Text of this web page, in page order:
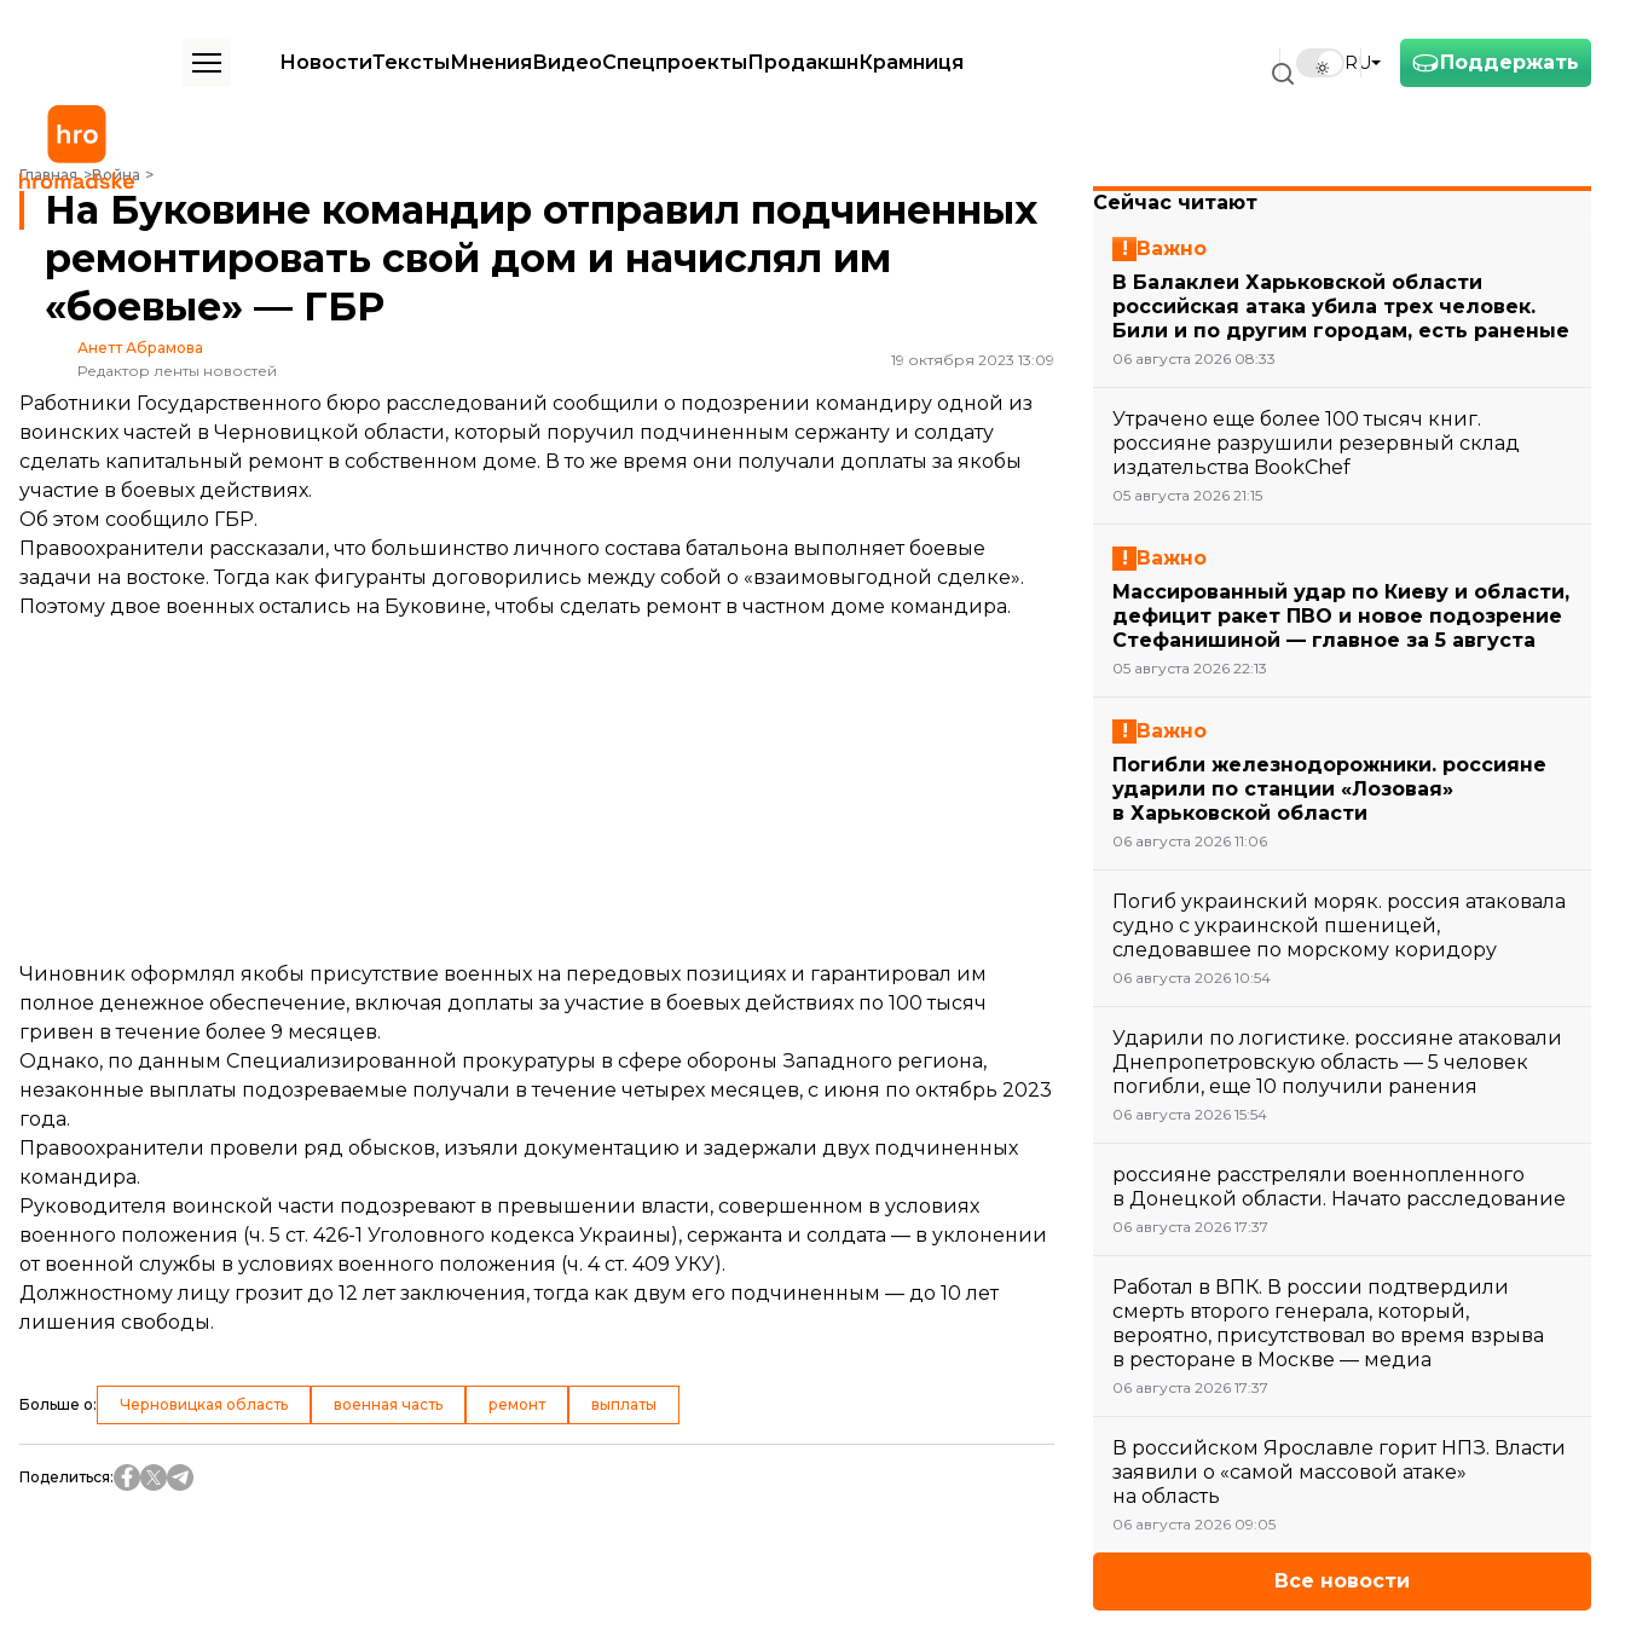
Поддержать
RU
НовостиТекстыМненияВидеоСпецпроектыПродакшнКрамниця
Главная Война
На Буковине командир отправил подчиненных ремонтировать свой дом и начислял им «боевые» — ГБР
На Буковине командир отправил подчиненных
ремонтировать свой дом и начислял им
«боевые» — ГБР
Анетт Абрамова
Редактор ленты новостей
19 октября 2023 13:09
Работники Государственного бюро расследований сообщили о подозрении командиру одной из
воинских частей в Черновицкой области, который поручил подчиненным сержанту и солдату
сделать капитальный ремонт в собственном доме. В то же время они получали доплаты за якобы
участие в боевых действиях.
Об этом сообщило ГБР.
Правоохранители рассказали, что большинство личного состава батальона выполняет боевые
задачи на востоке. Тогда как фигуранты договорились между собой о «взаимовыгодной сделке».
Поэтому двое военных остались на Буковине, чтобы сделать ремонт в частном доме командира.
Чиновник оформлял якобы присутствие военных на передовых позициях и гарантировал им
полное денежное обеспечение, включая доплаты за участие в боевых действиях по 100 тысяч
гривен в течение более 9 месяцев.
Однако, по данным Специализированной прокуратуры в сфере обороны Западного региона,
незаконные выплаты подозреваемые получали в течение четырех месяцев, с июня по октябрь 2023
года.
Правоохранители провели ряд обысков, изъяли документацию и задержали двух подчиненных
командира.
Руководителя воинской части подозревают в превышении власти, совершенном в условиях
военного положения (ч. 5 ст. 426-1 Уголовного кодекса Украины), сержанта и солдата — в уклонении
от военной службы в условиях военного положения (ч. 4 ст. 409 УКУ).
Должностному лицу грозит до 12 лет заключения, тогда как двум его подчиненным — до 10 лет
лишения свободы.
Больше о: Черновицкая область военная часть ремонт выплаты
Поделиться:
Сейчас читают
Важно
В Балаклеи Харьковской области
российская атака убила трех человек.
Били и по другим городам, есть раненые
06 августа 2026 08:33
Утрачено еще более 100 тысяч книг.
россияне разрушили резервный склад
издательства BookChef
05 августа 2026 21:15
Важно
Массированный удар по Киеву и области,
дефицит ракет ПВО и новое подозрение
Стефанишиной — главное за 5 августа
05 августа 2026 22:13
Важно
Погибли железнодорожники. россияне
ударили по станции «Лозовая»
в Харьковской области
06 августа 2026 11:06
Погиб украинский моряк. россия атаковала
судно с украинской пшеницей,
следовавшее по морскому коридору
06 августа 2026 10:54
Ударили по логистике. россияне атаковали
Днепропетровскую область — 5 человек
погибли, еще 10 получили ранения
06 августа 2026 15:54
россияне расстреляли военнопленного
в Донецкой области. Начато расследование
06 августа 2026 17:37
Работал в ВПК. В россии подтвердили
смерть второго генерала, который,
вероятно, присутствовал во время взрыва
в ресторане в Москве — медиа
06 августа 2026 17:37
В российском Ярославле горит НПЗ. Власти
заявили о «самой массовой атаке»
на область
06 августа 2026 09:05
Все новости